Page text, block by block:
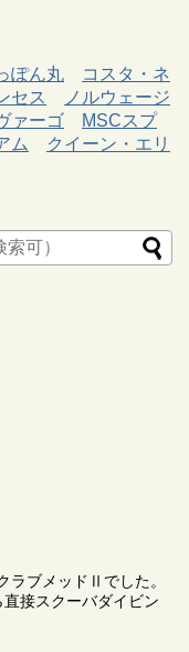
ぽん丸
コスタ・ネ
セス
ノルウェージ
ァーゴ
MSCスプ
ム
クイーン・エリ
ラブメッドⅡでした。
接スクーバダイビン